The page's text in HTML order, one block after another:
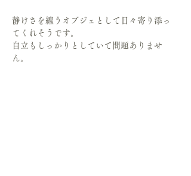
静けさを纏うオブジェとして日々寄り添っ
てくれそうです。
自立もしっかりとしていて問題ありませ
ん。